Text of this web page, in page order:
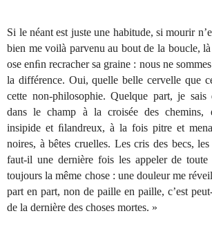
Si le néant est juste une habitude, si mourir
bien me voilà parvenu au bout de la boucle,
ose enﬁn recracher sa graine : nous ne
la différence. Oui, quelle belle cervelle que
cette non-philosophie. Quelque part, je
dans le champ à la croisée des chemins,
insipide et ﬁlandreux, à la fois pitre et
noires, à bêtes cruelles. Les cris des becs,
faut-il une dernière fois les appeler de toute
toujours la même chose : une douleur me
part en part, non de paille en paille, c’est
de la dernière des choses mortes. »